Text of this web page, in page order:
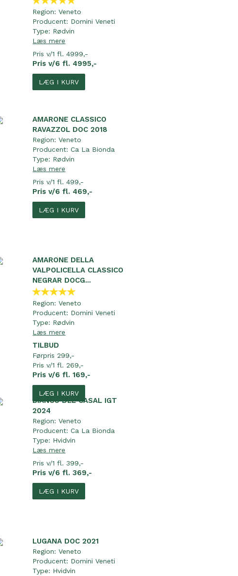
Region:Veneto
Producent: Domini Veneti
Type: Rødvin
Læs mere
Pris v/1 fl. 4999,-
Pris v/6 fl. 4995,-
LÆG I KURV
AMARONE CLASSICO
RAVAZZOL DOC 2018
Region:Veneto
Producent:Ca La Bionda
Type: Rødvin
Læs mere
Pris v/1 fl. 499,-
Pris v/6 fl. 469,-
LÆG I KURV
AMARONE DELLA
VALPOLICELLA CLASSICO
NEGRAR DOCG...
Region:Veneto
Producent: Domini Veneti
Type: Rødvin
Læs mere
TILBUD
Førpris 299,-
Pris v/1 fl. 269,-
Pris v/6 fl. 169,-
LÆG I KURV
BIANCO DEL CASAL IGT
2024
Region:Veneto
Producent:Ca La Bionda
Type: Hvidvin
Læs mere
Pris v/1 fl. 399,-
Pris v/6 fl. 369,-
LÆG I KURV
LUGANA DOC 2021
Region:Veneto
Producent: Domini Veneti
Type: Hvidvin